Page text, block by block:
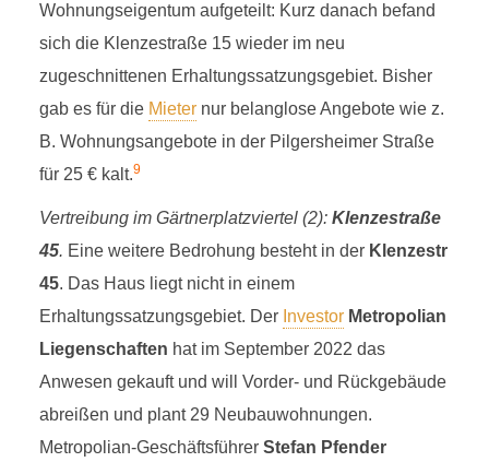
Wohnungseigentum aufgeteilt: Kurz danach befand
sich die Klenzestraße 15 wieder im neu
zugeschnittenen Erhaltungssatzungsgebiet. Bisher
gab es für die Mieternur belanglose Angebote wie z.
B. Wohnungsangebote in der Pilgersheimer Straße
für 25 € kalt.9
Vertreibung im Gärtnerplatzviertel (2): Klenzestraße
45. Eine weitere Bedrohung besteht in der Klenzestr
45. Das Haus liegt nicht in einem
Erhaltungssatzungsgebiet. Der Investor Metropolian
Liegenschaften hat im September 2022 das
Anwesen gekauft und will Vorder- und Rückgebäude
abreißen und plant 29 Neubauwohnungen.
Metropolian-Geschäftsführer Stefan Pfender